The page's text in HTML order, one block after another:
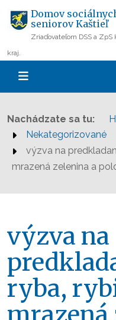
Domov
seniorov Kaštieľ
Zriaďovateľom DSS a
kraj.
Nachádzate sa tu:
Nekategorizované
výzva na
mrazená zelenina a
výzva na
ryba,